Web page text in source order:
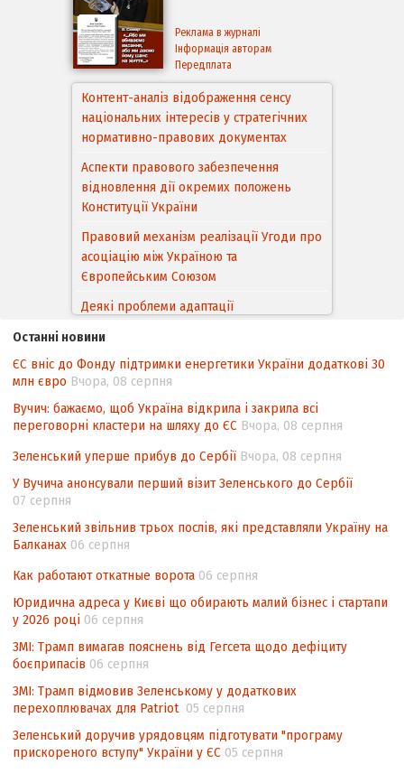
Реклама в журналі
Інформація авторам
Передплата
Контент-аналіз відображення сенсу
національних інтересів у стратегічних
нормативно-правових документах
Аспекти правового забезпечення
відновлення дії окремих положень
Правовий механізм реалізації Угоди про
асоціацію між Україною та
Деякі проблеми адаптації
законодавства України щодо зазначення
Угоди про торговельні аспекти прав
інтелектуальної власності (TRIPS) у
контексті євроінтеграції
Аналіз виборчого законодавства щодо
невизначеності механізму повторного
підрахунку голосів виборців
Інформаційна безпека суспільства
Останні новини
ЄС вніс до Фонду підтримки енергетики України додаткові 30
млн євро Вчора, 08 серпня
Вучич: бажаємо, щоб Україна відкрила і закрила всі
переговорні кластери на шляху до ЄС Вчора, 08 серпня
Зеленський уперше прибув до Сербії Вчора, 08 серпня
У Вучича анонсували перший візит Зеленського до Сербії
07 серпня
Зеленський звільнив трьох послів, які представляли Україну на
Балканах 06 серпня
Как работают откатные ворота 06 серпня
Юридична адреса у Києві що обирають малий бізнес і стартапи
у 2026 році 06 серпня
ЗМІ: Трамп вимагав пояснень від Гегсета щодо дефіциту
боєприпасів 06 серпня
ЗМІ: Трамп відмовив Зеленському у додаткових
перехоплювачах для Patriot 05 серпня
Зеленський доручив урядовцям підготувати "програму
прискореного вступу" України у ЄС 05 серпня